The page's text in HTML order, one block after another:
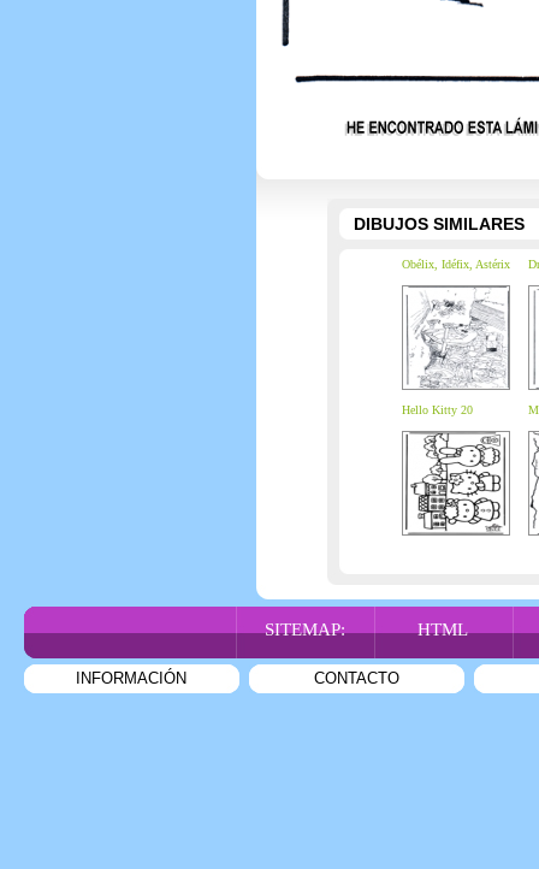
DIBUJOS SIMILARES
Obélix, Idéfix, Astérix
Hello Kitty 20
SITEMAP: HTML
INFORMACIÓN CONTACTO